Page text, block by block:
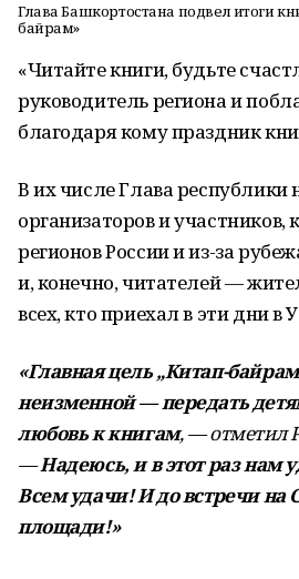
Глава Башкортостана подвел итоги
байрам»
«Читайте книги, будьте
руководитель региона и
благодаря кому праздник
В их числе Глава республики
организаторов и участников,
регионов России и из-за
и, конечно, читателей —
всех, кто приехал в эти дни в
«Главная цель „Китап-
неизменной — передать
любовь к книгам, — отметил
—Надеюсь, и в этот раз нам
Всем удачи! И до встречи на
площади!»